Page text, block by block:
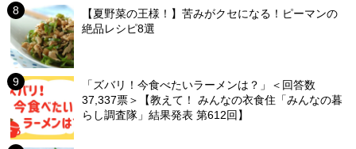
【夏野菜の王様！】苦みがクセになる！ピーマンの
絶品レシピ8選
「ズバリ！今食べたいラーメンは？」＜回答数
37,337票＞【教えて！ みんなの衣食住「みんなの暮
らし調査隊」結果発表 第612回】